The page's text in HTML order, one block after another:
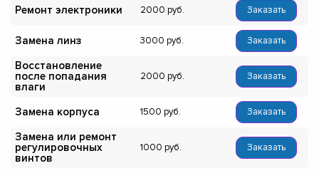
Ремонт электроники 2000 Заказать
Замена линз 3000 Заказать
Восстановление
после попадания
влаги
2000 Заказать
Замена корпуса 1500 Заказать
Замена или ремонт
регулировочных
винтов
1000 Заказать